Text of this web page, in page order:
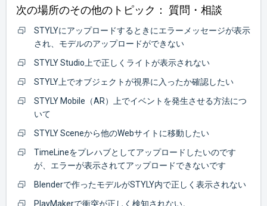
次の場所のその他のトピック： 質問・相談
STYLYにアップロードするときにエラーメッセージが表示
され、モデルのアップロードができない
STYLY Studio上で正しくライトが表示されない
STYLY上でオブジェクトが視界に入ったか確認したい
STYLY Mobile（AR）上でイベントを発生させる方法につ
いて
STYLY Sceneから他のWebサイトに移動したい
TimeLineをプレハブとしてアップロードしたいのです
が、エラーが表示されてアップロードできないです
Blenderで作ったモデルがSTYLY内で正しく表示されない
PlayMakerで衝突が正しく検知されない。